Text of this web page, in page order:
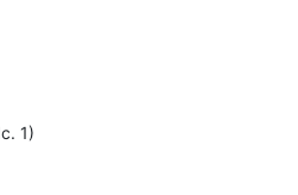
1)